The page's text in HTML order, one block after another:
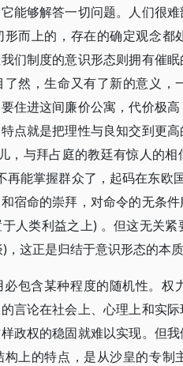
能够解答一切问题。人们很
而上的，存在的确定观念
们制度的意识形态则拥有催
然，生命又有了新的意义，
住进这间廉价公寓，代价极
点就是把理性与良知交到更
，与拜占庭的教廷有惊人的
再能掌握群众了，起码在东欧
宿命的崇拜，对命令的无条
人类利益之上) 。但这无关
这正是归结于意识形态的本
包含某种程度的随机性。权
言论在社会上、心理上和实
政权的稳固就难以实现。但
上的特点，是从沙皇的专